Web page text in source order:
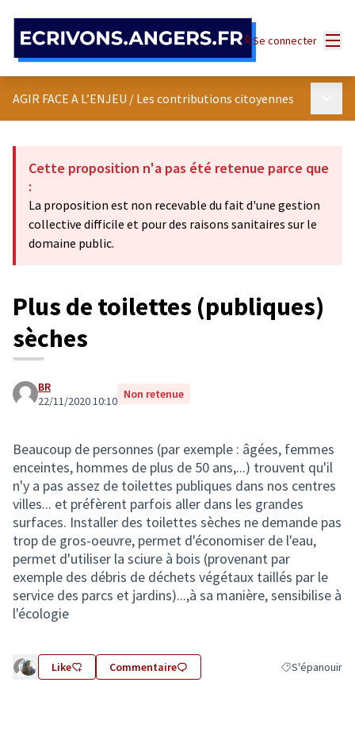
Se connecter
AGIR FACE A L’ENJEU / Les contributions citoyennes
Cette proposition n'a pas été retenue parce que
:
La proposition est non recevable du fait d'une gestion
collective difficile et pour des raisons sanitaires sur le
domaine public.
Plus de toilettes (publiques)
sèches
BR
22/11/2020 10:10 Non retenue
Beaucoup de personnes (par exemple : âgées, femmes
enceintes, hommes de plus de 50 ans,...) trouvent qu'il
n'y a pas assez de toilettes publiques dans nos centres
villes... et préfèrent parfois aller dans les grandes
surfaces. Installer des toilettes sèches ne demande pas
trop de gros-oeuvre, permet d'économiser de l'eau,
permet d'utiliser la sciure à bois (provenant par
exemple des débris de déchets végétaux taillés par le
service des parcs et jardins)...,à sa manière, sensibilise à
l'écologie
Like Commentaire Filtrer les
S'épanouir